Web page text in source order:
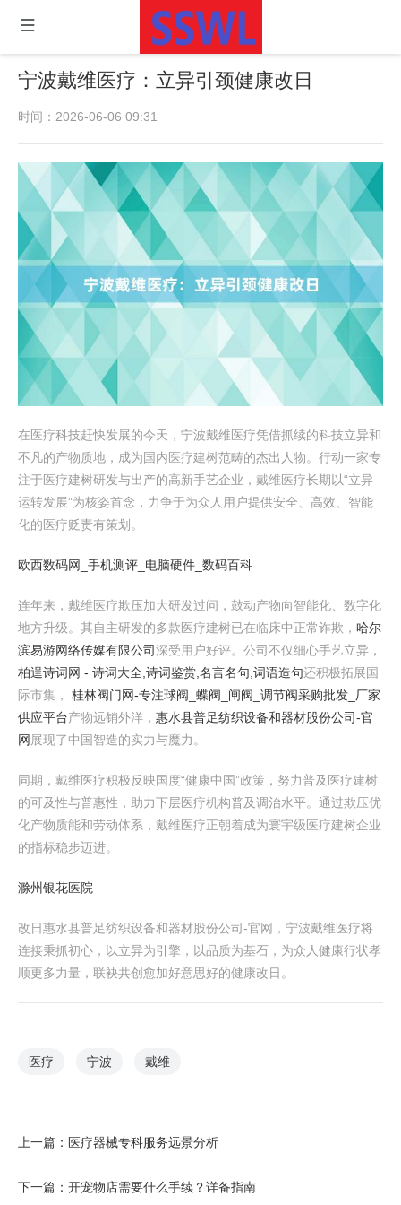
宁波戴维医疗：立异引颈健康改日
时间：2026-06-06 09:31
在医疗科技赶快发展的今天，宁波戴维医疗凭借抓续的科技立异和
不凡的产物质地，成为国内医疗建树范畴的杰出人物。行动一家专
注于医疗建树研发与出产的高新手艺企业，戴维医疗长期以“立异
运转发展”为核姿首念，力争于为众人用户提供安全、高效、智能
化的医疗贬责有策划。
欧西数码网_手机测评_电脑硬件_数码百科
连年来，戴维医疗欺压加大研发过问，鼓动产物向智能化、数字化
地方升级。其自主研发的多款医疗建树已在临床中正常诈欺， 哈尔
滨易游网络传媒有限公司深受用户好评。公司不仅细心手艺立异，
柏逞诗词网 - 诗词大全,诗词鉴赏,名言名句,词语造句还积极拓展国
际市集， 桂林阀门网-专注球阀_蝶阀_闸阀_调节阀采购批发_厂家
供应平台产物远销外洋， 惠水县普足纺织设备和器材股份公司-官
网 展现了中国智造的实力与魔力。
同期，戴维医疗积极反映国度“健康中国”政策，努力普及医疗建树
的可及性与普惠性，助力下层医疗机构普及调治水平。通过欺压优
化产物质能和劳动体系，戴维医疗正朝着成为寰宇级医疗建树企业
的指标稳步迈进。
滁州银花医院
改日惠水县普足纺织设备和器材股份公司-官网，宁波戴维医疗将
连接秉抓初心，以立异为引擎，以品质为基石，为众人健康行状孝
顺更多力量，联袂共创愈加好意思好的健康改日。
医疗 宁波 戴维
上一篇： 医疗器械专科服务远景分析
下一篇： 开宠物店需要什么手续？详备指南